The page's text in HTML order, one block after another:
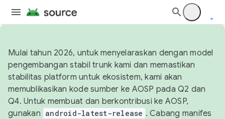
Mulai tahun 2026, untuk menyelaraskan dengan model
pengembangan stabil trunk kami dan memastikan
stabilitas platform untuk ekosistem, kami akan
memublikasikan kode sumber ke AOSP pada Q2 dan
Q4. Untuk membuat dan berkontribusi ke AOSP,
gunakan android-latest-release . Cabang manifes